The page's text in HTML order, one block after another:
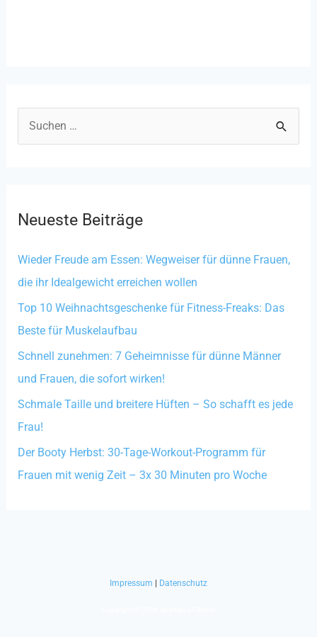
e
n
a
c
h
:
Neueste Beiträge
Wieder Freude am Essen: Wegweiser für dünne Frauen,
die ihr Idealgewicht erreichen wollen
Top 10 Weihnachtsgeschenke für Fitness-Freaks: Das
Beste für Muskelaufbau
Schnell zunehmen: 7 Geheimnisse für dünne Männer
und Frauen, die sofort wirken!
Schmale Taille und breitere Hüften – So schafft es jede
Frau!
Der Booty Herbst: 30-Tage-Workout-Programm für
Frauen mit wenig Zeit – 3x 30 Minuten pro Woche
Impressum Datenschutz